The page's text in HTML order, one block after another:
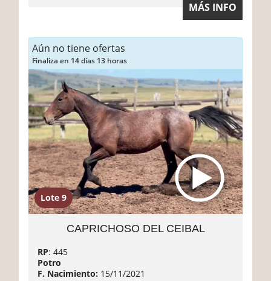
MÁS INFO
Aún no tiene ofertas
Finaliza en 14 días 13 horas
Lote 9
CAPRICHOSO DEL CEIBAL
RP: 445
Potro
F. Nacimiento: 15/11/2021